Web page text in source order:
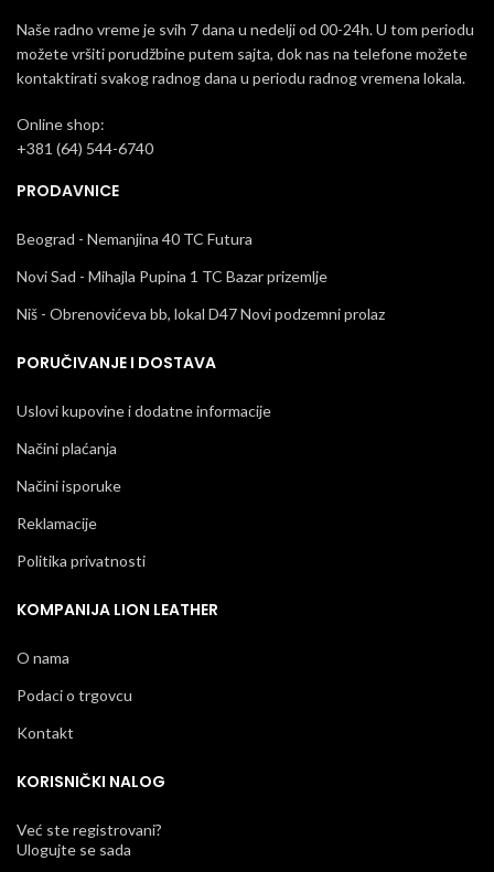
Naše radno vreme je svih 7 dana u nedelji od 00-24h. U tom periodu
možete vršiti porudžbine putem sajta, dok nas na telefone možete
kontaktirati svakog radnog dana u periodu radnog vremena lokala.
Online shop:
+381 (64) 544-6740
PRODAVNICE
Beograd - Nemanjina 40 TC Futura
Novi Sad - Mihajla Pupina 1 TC Bazar prizemlje
Niš - Obrenovićeva bb, lokal D47 Novi podzemni prolaz
PORUČIVANJE I DOSTAVA
Uslovi kupovine i dodatne informacije
Načini plaćanja
Načini isporuke
Reklamacije
Politika privatnosti
KOMPANIJA LION LEATHER
O nama
Podaci o trgovcu
Kontakt
KORISNIČKI NALOG
Već ste registrovani?
Ulogujte se sada